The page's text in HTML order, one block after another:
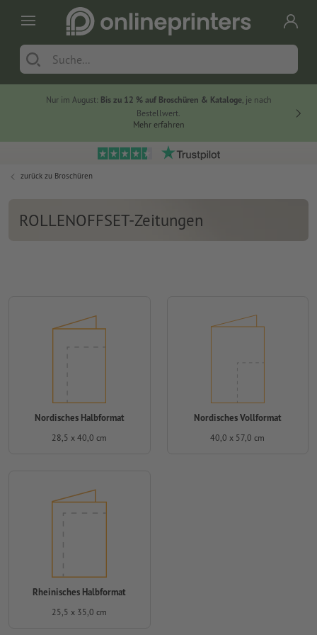
Nur im August: Bis zu 12 % auf Broschüren & Kataloge, je nach
Bestellwert.
Mehr erfahren
zurück zu Broschüren
ROLLENOFFSET-Zeitungen
Nordisches Halbformat
28,5 x 40,0 cm
Nordisches Vollformat
40,0 x 57,0 cm
Rheinisches Halbformat
25,5 x 35,0 cm